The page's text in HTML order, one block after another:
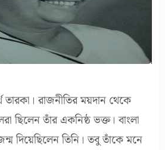
তারকা। রাজনীতির ময়দান থেকে
ছিলেন তাঁর একনিষ্ঠ ভক্ত। বাংলা
দিয়েছিলেন তিনি। তবু তাঁকে মনে